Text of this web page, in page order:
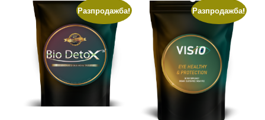
Разпродажба! Разпродажба!